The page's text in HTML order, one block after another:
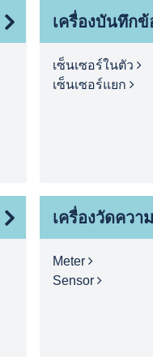
เครื่องบันทึก
เซ็นเซอร์ในตัว
เซ็นเซอร์แยก
เครื่องวัดควา
Meter
Sensor